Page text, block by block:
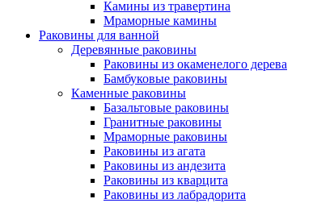
Камины из травертина
Мраморные камины
Раковины для ванной
Деревянные раковины
Раковины из окаменелого дерева
Бамбуковые раковины
Каменные раковины
Базальтовые раковины
Гранитные раковины
Мраморные раковины
Раковины из агата
Раковины из андезита
Раковины из кварцита
Раковины из лабрадорита